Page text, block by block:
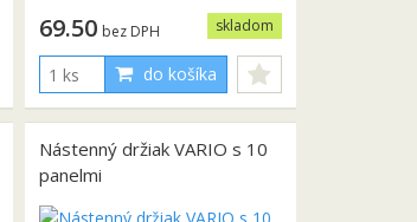
skladom
69.50 bez DPH
do košíka
Nástenný držiak VARIO s 10
panelmi